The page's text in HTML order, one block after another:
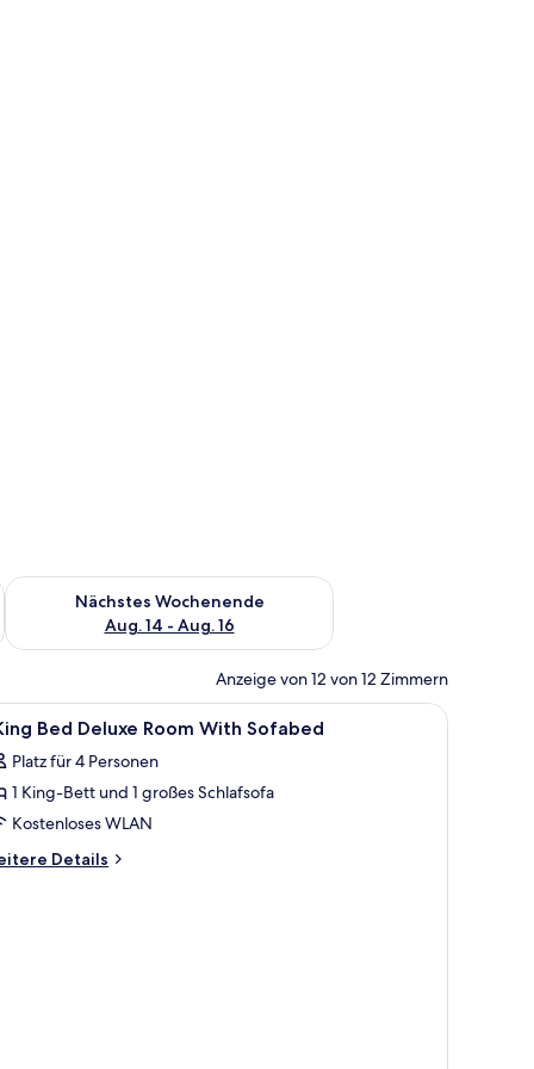
Aug. 7 - Aug. 9.
Nächstes Wochenende
Aug. 14 - Aug. 16
Überprüfe die Verfügbarkeit für nächstes Wochenende, Aug.
Anzeige von 12 von 12 Zimmern
Schreibtisch mit Computer, einem Fernseher, einer Couch und einem
Ein Hotelzimmer mit einem Bett, einem
10 Bed Deluxe Room With Sofabed
Platz für 4 Personen
1 King-Bett und 1 großes Schlafsofa
Kostenloses WLAN
Details